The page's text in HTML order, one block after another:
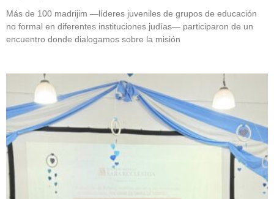
Más de 100 madrijim —líderes juveniles de grupos de educación
no formal en diferentes instituciones judías— participaron de un
encuentro donde dialogamos sobre la misión